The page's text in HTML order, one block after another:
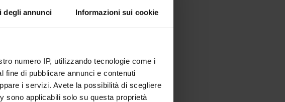
degli annunci Informazioni sui cookie
numero IP, utilizzando tecnologie come i
di pubblicare annunci e contenuti
i servizi. Avete la possibilità di scegliere
sono applicabili solo su questa proprietà